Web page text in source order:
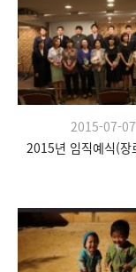
2015-07-07